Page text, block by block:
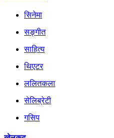
सिनेमा
सङ्गीत
साहित्य
थिएटर
ललितकला
सेलिब्रेटी
गसिप